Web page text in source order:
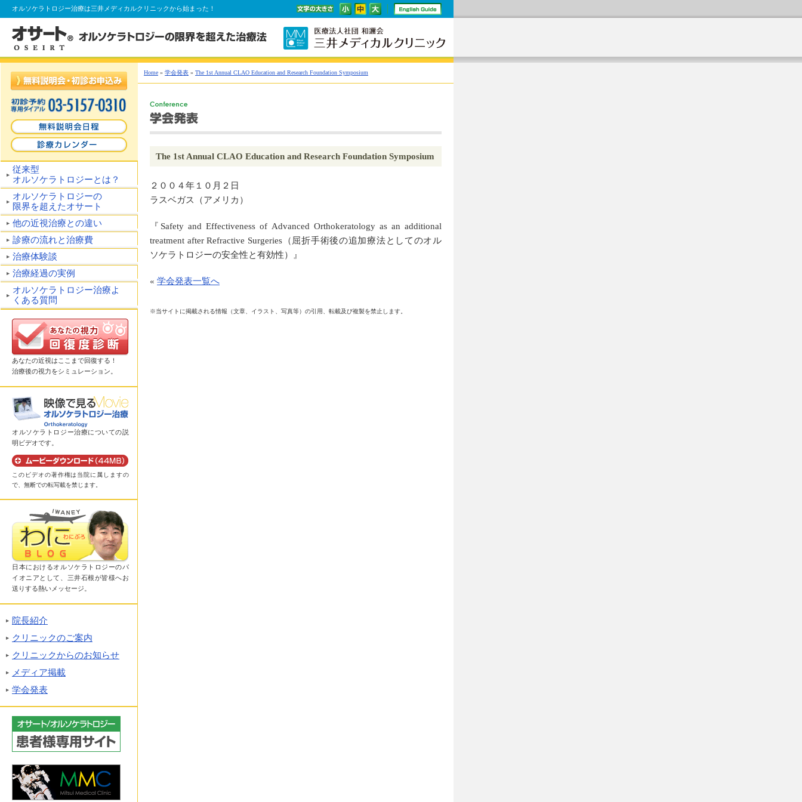
オルソケラトロジー治療は三井メディカルクリニックから始まった！
従来型
オルソケラトロジーとは？
オルソケラトロジーの
限界を超えたオサート
他の近視治療との違い
診療の流れと治療費
治療体験談
治療経過の実例
オルソケラトロジー治療よ
くある質問
あなたの近視はここまで回復する！
治療後の視力をシミュレーション。
オルソケラトロジー治療についての説
明ビデオです。
このビデオの著作権は当院に属しますの
で、無断での転写載を禁じます。
日本におけるオルソケラトロジーのパ
イオニアとして、三井石根が皆様へお
送りする熱いメッセージ。
院長紹介
クリニックのご案内
クリニックからのお知らせ
メディア掲載
学会発表
Home » 学会発表 » The 1st Annual CLAO Education and Research Foundation Symposium
The 1st Annual CLAO Education and Research Foundation Symposium
２００４年１０月２日
ラスベガス（アメリカ）
『Safety and Effectiveness of Advanced Orthokeratology as an additional
treatment after Refractive Surgeries（屈折手術後の追加療法としてのオル
ソケラトロジーの安全性と有効性）』
« 学会発表一覧へ
※当サイトに掲載される情報（文章、イラスト、写真等）の引用、転載及び複製を禁止します。